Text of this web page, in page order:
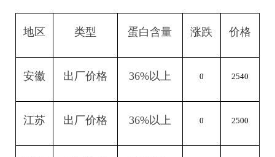
地区 类型 蛋白含量 涨跌 价格
安徽 出厂价格 36%以上 0 2540
江苏 出厂价格 36%以上 0 2500